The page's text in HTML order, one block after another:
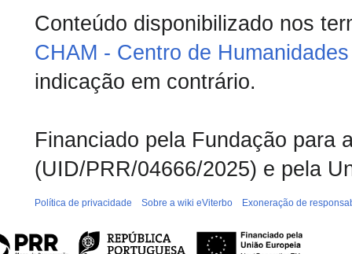
Conteúdo disponibilizado nos
CHAM - Centro de
indicação em contrário.
Financiado pela Fundação para
(UID/PRR/04666/2025) e pela
Política de privacidade Sobre a wiki eViterbo Exoneração de